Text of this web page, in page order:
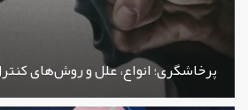
پرخاشگری؛ انواع، علل و روش‌های